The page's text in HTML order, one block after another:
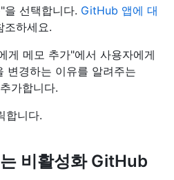
을 선택합니다. GitHub 앱에 대
조하세요.
게 메모 추가"에서 사용자에게
변경하는 이유를 알려주는
가합니다.
합니다.
비활성화 GitHub